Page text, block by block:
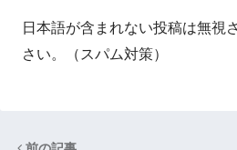
日本語が含まれない投稿は無視
さい。（スパム対策）